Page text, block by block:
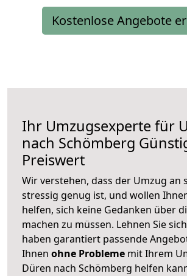
Kostenlose Angebote
Ihr Umzugsexperte für
nach Schömberg
Preiswert
Wir verstehen, dass der Umzug an
stressig genug ist, und wollen
helfen, sich keine Gedanken über
machen zu müssen. Lehnen Sie
haben garantiert passende
Ihnen ohne Probleme mit Ihrem
Düren nach Schömberg helfen